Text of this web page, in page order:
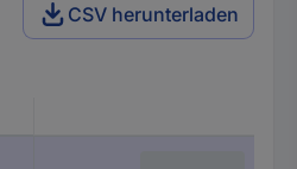
CSV herunterladen